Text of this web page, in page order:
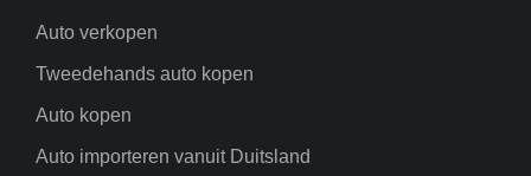
Auto verkopen
Tweedehands auto kopen
Auto kopen
Auto importeren vanuit Duitsland